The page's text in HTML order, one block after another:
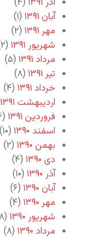
آبان ۱۳۹۱
(۱)
مهر ۱۳۹۱
(۲)
شهریور ۱۳۹۱
(۲)
مرداد ۱۳۹۱
(۵)
تیر ۱۳۹۱
(۸)
خرداد ۱۳۹۱
(۴)
اردیبهشت ۱۳۹۱
فروردین ۱۳۹۱
(۶)
اسفند ۱۳۹۰
(۱۰)
بهمن ۱۳۹۰
(۲)
دی ۱۳۹۰
(۴)
آذر ۱۳۹۰
(۱۰)
آبان ۱۳۹۰
(۶)
مهر ۱۳۹۰
(۴)
شهریور ۱۳۹۰
(۸)
مرداد ۱۳۹۰
(۸)